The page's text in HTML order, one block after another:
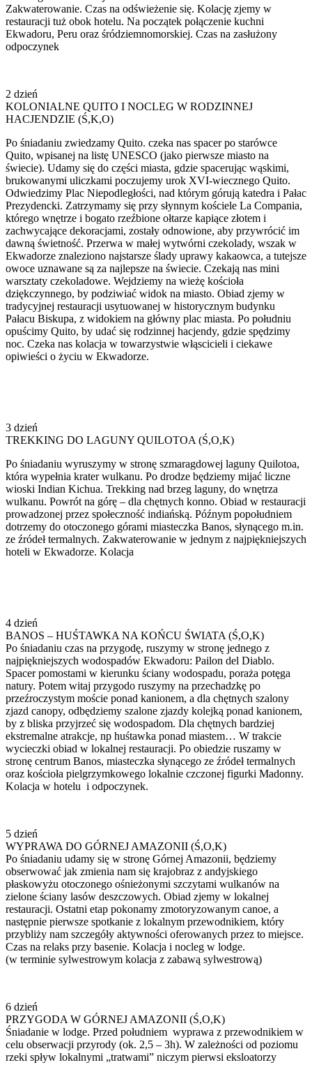
Zakwaterowanie. Czas na odświeżenie się. Kolację zjemy w
restauracji tuż obok hotelu. Na początek połączenie kuchni
Ekwadoru, Peru oraz śródziemnomorskiej. Czas na zasłużony
odpoczynek
2 dzień
KOLONIALNE QUITO I NOCLEG W RODZINNEJ
HACJENDZIE (Ś,K,O)
Po śniadaniu zwiedzamy Quito. czeka nas spacer po starówce
Quito, wpisanej na listę UNESCO (jako pierwsze miasto na
świecie). Udamy się do części miasta, gdzie spacerując wąskimi,
brukowanymi uliczkami poczujemy urok XVI-wiecznego Quito.
Odwiedzimy Plac Niepodległości, nad którym górują katedra i Pałac
Prezydencki. Zatrzymamy się przy słynnym kościele La Compania,
którego wnętrze i bogato rzeźbione ołtarze kapiące złotem i
zachwycające dekoracjami, zostały odnowione, aby przywrócić im
dawną świetność. Przerwa w małej wytwórni czekolady, wszak w
Ekwadorze znaleziono najstarsze ślady uprawy kakaowca, a tutejsze
owoce uznawane są za najlepsze na świecie. Czekają nas mini
warsztaty czekoladowe. Wejdziemy na wieżę kościoła
dziękczynnego, by podziwiać widok na miasto. Obiad zjemy w
tradycyjnej restauracji usytuowanej w historycznym budynku
Pałacu Biskupa, z widokiem na główny plac miasta. Po południu
opuścimy Quito, by udać się rodzinnej hacjendy, gdzie spędzimy
noc. Czeka nas kolacja w towarzystwie włąscicieli i ciekawe
opiwieści o życiu w Ekwadorze.
3 dzień
TREKKING DO LAGUNY QUILOTOA (Ś,O,K)
Po śniadaniu wyruszymy w stronę szmaragdowej laguny Quilotoa,
która wypełnia krater wulkanu. Po drodze będziemy mijać liczne
wioski Indian Kichua. Trekking nad brzeg laguny, do wnętrza
wulkanu. Powrót na górę – dla chętnych konno. Obiad w restauracji
prowadzonej przez społeczność indiańską. Późnym popołudniem
dotrzemy do otoczonego górami miasteczka Banos, słynącego m.in.
ze źródeł termalnych. Zakwaterowanie w jednym z najpiękniejszych
hoteli w Ekwadorze. Kolacja
4 dzień
BANOS – HUŚTAWKA NA KOŃCU ŚWIATA (Ś,O,K)
Po śniadaniu czas na przygodę, ruszymy w stronę jednego z
najpiękniejszych wodospadów Ekwadoru: Pailon del Diablo.
Spacer pomostami w kierunku ściany wodospadu, poraża potęga
natury. Potem witaj przygodo ruszymy na przechadzkę po
przeźroczystym moście ponad kanionem, a dla chętnych szalony
zjazd canopy, odbędziemy szalone zjazdy kolejką ponad kanionem,
by z bliska przyjrzeć się wodospadom. Dla chętnych bardziej
ekstremalne atrakcje, np huśtawka ponad miastem… W trakcie
wycieczki obiad w lokalnej restauracji. Po obiedzie ruszamy w
stronę centrum Banos, miasteczka słynącego ze źródeł termalnych
oraz kościoła pielgrzymkowego lokalnie czczonej figurki Madonny.
Kolacja w hotelu i odpoczynek.
5 dzień
WYPRAWA DO GÓRNEJ AMAZONII (Ś,O,K)
Po śniadaniu udamy się w stronę Górnej Amazonii, będziemy
obserwować jak zmienia nam się krajobraz z andyjskiego
płaskowyżu otoczonego ośnieżonymi szczytami wulkanów na
zielone ściany lasów deszczowych. Obiad zjemy w lokalnej
restauracji. Ostatni etap pokonamy zmotoryzowanym canoe, a
następnie pierwsze spotkanie z lokalnym przewodnikiem, który
przybliży nam szczegóły aktywności oferowanych przez to miejsce.
Czas na relaks przy basenie. Kolacja i nocleg w lodge.
(w terminie sylwestrowym kolacja z zabawą sylwestrową)
6 dzień
PRZYGODA W GÓRNEJ AMAZONII (Ś,O,K)
Śniadanie w lodge. Przed południem wyprawa z przewodnikiem w
celu obserwacji przyrody (ok. 2,5 – 3h). W zależności od poziomu
rzeki spływ lokalnymi „tratwami” niczym pierwsi eksloatorzy